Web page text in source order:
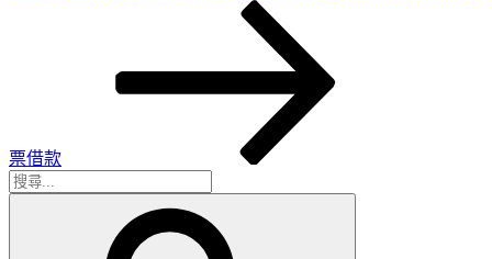
票借款
搜